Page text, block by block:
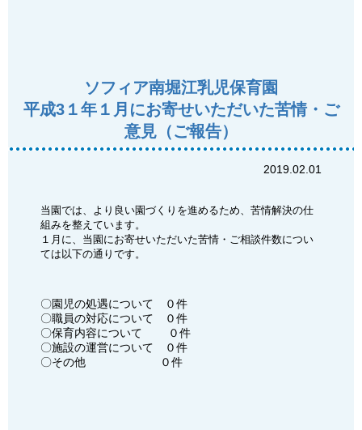
ソフィア南堀江乳児保育園
平成3１年１月にお寄せいただいた苦情・ご
意見（ご報告）
2019.02.01
当園では、より良い園づくりを進めるため、苦情解決の仕
組みを整えています。
１月に、当園にお寄せいただいた苦情・ご相談件数につい
ては以下の通りです。
〇園児の処遇について ０件
〇職員の対応について ０件
〇保育内容について ０件
〇施設の運営について ０件
〇その他 ０件